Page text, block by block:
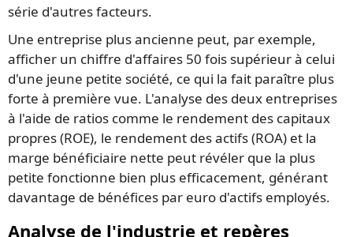
série d'autres facteurs.
Une entreprise plus ancienne peut, par exemple,
afficher un chiffre d'affaires 50 fois supérieur à celui
d'une jeune petite société, ce qui la fait paraître plus
forte à première vue. L'analyse des deux entreprises
à l'aide de ratios comme le rendement des capitaux
propres (ROE), le rendement des actifs (ROA) et la
marge bénéficiaire nette peut révéler que la plus
petite fonctionne bien plus efficacement, générant
davantage de bénéfices par euro d'actifs employés.
Analyse de l'industrie et repères